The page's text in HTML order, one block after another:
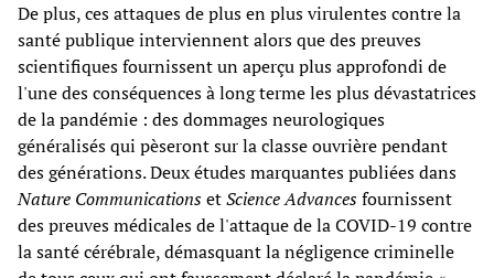
De plus, ces attaques de plus en plus virulentes contre la
santé publique interviennent alors que des preuves
scientifiques fournissent un aperçu plus approfondi de
l'une des conséquences à long terme les plus dévastatrices
de la pandémie : des dommages neurologiques
généralisés qui pèseront sur la classe ouvrière pendant
des générations. Deux études marquantes publiées dans
Nature CommunicationsetScience Advancesfournissent
des preuves médicales de l'attaque de la COVID-19 contre
la santé cérébrale, démasquant la négligence criminelle